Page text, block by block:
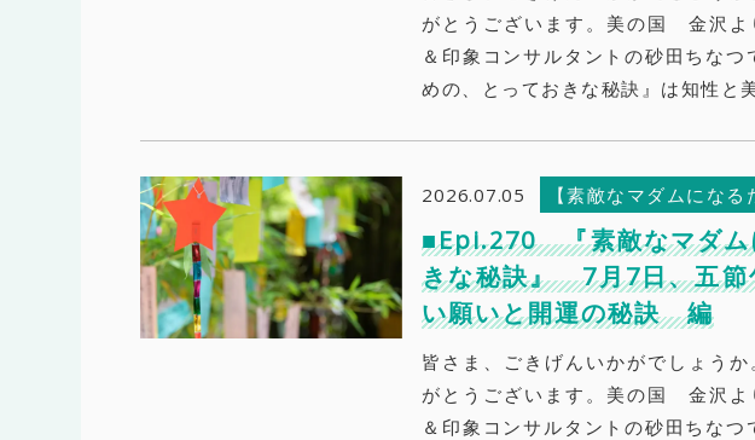
がとうございます。美の国 金沢よ
＆印象コンサルタントの砂田ちな
めの、とっておきな秘訣』は知性と
2026.07.05 【素敵なマダムにな
■Epi.270 『素敵なマダム
きな秘訣』 7月7日、五節
い願いと開運の秘訣 編
皆さま、ごきげんいかがでしょう
がとうございます。美の国 金沢よ
＆印象コンサルタントの砂田ちな